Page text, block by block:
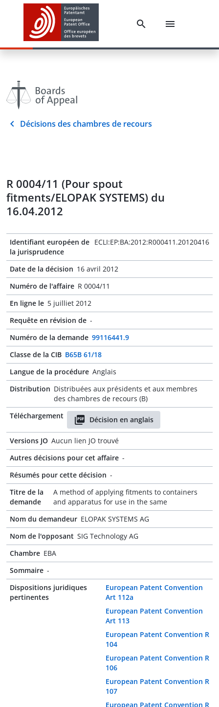
Décisions des chambres de recours
R 0004/11 (Pour spout
fitments/ELOPAK SYSTEMS) du
16.04.2012
Identifiant européen de
la jurisprudence
ECLI:EP:BA:2012:R000411.20120416
Date de la décision 16 avril 2012
Numéro de l'affaire R 0004/11
En ligne le 5 juilliet 2012
Requête en révision de -
Numéro de la demande 99116441.9
Classe de la CIB B65B 61/18
Langue de la procédure Anglais
Distribution Distribuées aux présidents et aux membres
des chambres de recours (B)
Téléchargement
Décision en anglais
Versions JO Aucun lien JO trouvé
Autres décisions pour cet affaire -
Résumés pour cette décision -
Titre de la
demande
A method of applying fitments to containers
and apparatus for use in the same
Nom du demandeur ELOPAK SYSTEMS AG
Nom de l'opposant SIG Technology AG
Chambre EBA
Sommaire -
Dispositions juridiques
pertinentes
European Patent Convention
Art 112a
European Patent Convention
Art 113
European Patent Convention R
104
European Patent Convention R
106
European Patent Convention R
107
European Patent Convention R